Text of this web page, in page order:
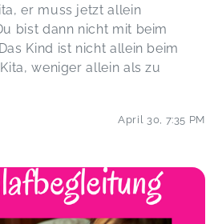
er muss jetzt allein
bist dann nicht mit beim
Kind ist nicht allein beim
weniger allein als zu
April 30 7:35 PM